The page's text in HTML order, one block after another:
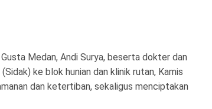
Medan, Andi Surya, beserta dokter dan
ke blok hunian dan klinik rutan, Kamis
dan ketertiban, sekaligus menciptakan